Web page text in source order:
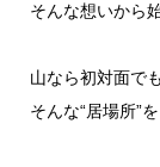
そんな想いから
山なら初対面で
そんな“居場所”